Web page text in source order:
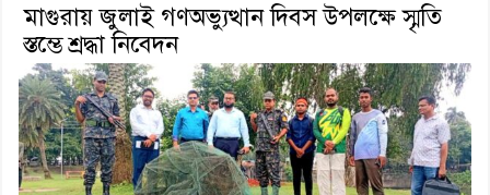
মাগুরায় জুলাই গণঅভ্যুত্থান দিবস উপলক্ষে স্মৃতি
স্তম্ভে শ্রদ্ধা নিবেদন